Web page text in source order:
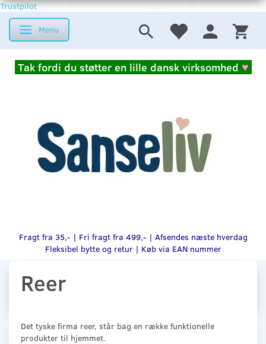
Trustpilot
Skifte navigation
Menu
Tak fordi du støtter en lille dansk virksomhed ♥
Fragt fra 35,- | Fri fragt fra 499,- | Afsendes næste hverdag
Fleksibel bytte og retur | Køb via EAN nummer
Reer
Det tyske firma reer, står bag en række funktionelle
produkter til hjemmet.